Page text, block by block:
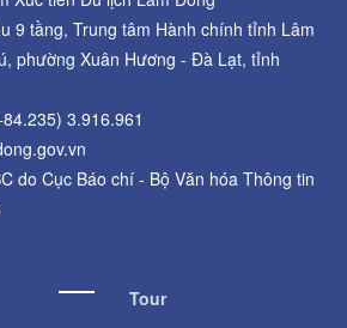
9 tầng, Trung tâm Hành chính tỉnh Lâm
phường Xuân Hương - Đà Lạt, tỉnh
3.916.961
do Cục Báo chí - Bộ Văn hóa Thông tin
Tour